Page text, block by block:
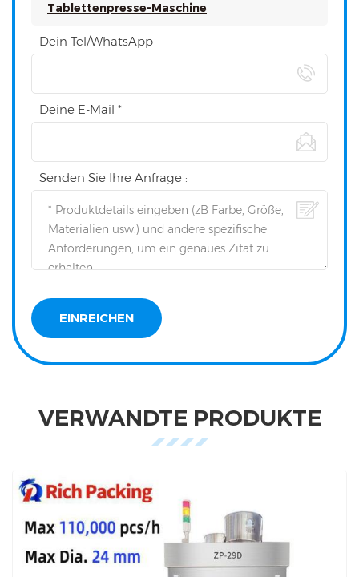
Tablettenpresse-Maschine
Dein Tel/WhatsApp
Deine E-Mail *
Senden Sie Ihre Anfrage :
VERWANDTE PRODUKTE